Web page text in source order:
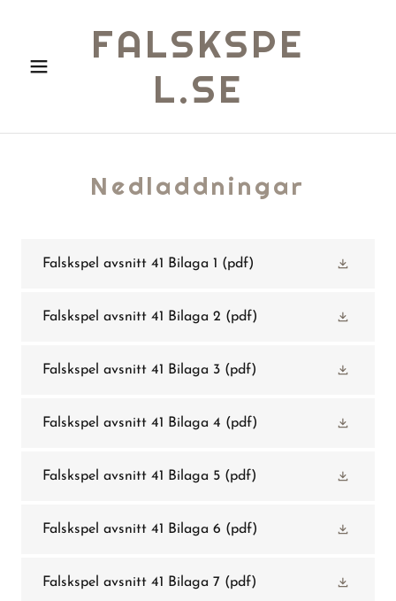
FALSKSPE
L.SE
Nedladdningar
Falskspel avsnitt 41 Bilaga 1 (pdf)
Falskspel avsnitt 41 Bilaga 2 (pdf)
Falskspel avsnitt 41 Bilaga 3 (pdf)
Falskspel avsnitt 41 Bilaga 4 (pdf)
Falskspel avsnitt 41 Bilaga 5 (pdf)
Falskspel avsnitt 41 Bilaga 6 (pdf)
Falskspel avsnitt 41 Bilaga 7 (pdf)